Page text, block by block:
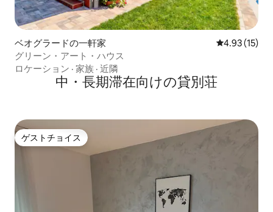
ベオグラードの一軒家 レビュー15
4.93 (15)
グリーン・アート・ハウス
ロケーション · 家族 · 近隣
中・長期滞在向けの貸別荘
ゲストチョイス
ゲストチョイス